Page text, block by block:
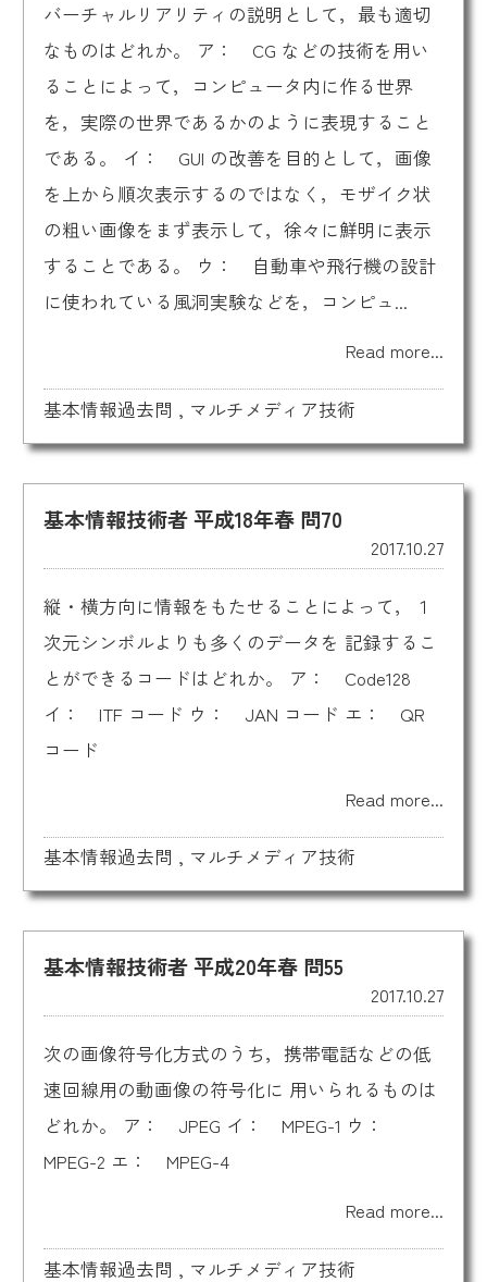
バーチャルリアリティの説明として，最も適切
なものはどれか。 ア： CG などの技術を用い
ることによって，コンピュータ内に作る世界
を，実際の世界であるかのように表現すること
である。 イ： GUI の改善を目的として，画像
を上から順次表示するのではなく，モザイク状
の粗い画像をまず表示して，徐々に鮮明に表示
することである。 ウ： 自動車や飛行機の設計
に使われている風洞実験などを，コンピュ...
Read more...
基本情報過去問 , マルチメディア技術
基本情報技術者 平成18年春 問70
2017.10.27
縦・横方向に情報をもたせることによって，１
次元シンボルよりも多くのデータを 記録するこ
とができるコードはどれか。 ア： Code128
イ： ITF コード ウ： JAN コード エ： QR
コード
Read more...
基本情報過去問 , マルチメディア技術
基本情報技術者 平成20年春 問55
2017.10.27
次の画像符号化方式のうち，携帯電話などの低
速回線用の動画像の符号化に 用いられるものは
どれか。 ア： JPEG イ： MPEG-1 ウ：
MPEG-2 エ： MPEG-4
Read more...
基本情報過去問 , マルチメディア技術